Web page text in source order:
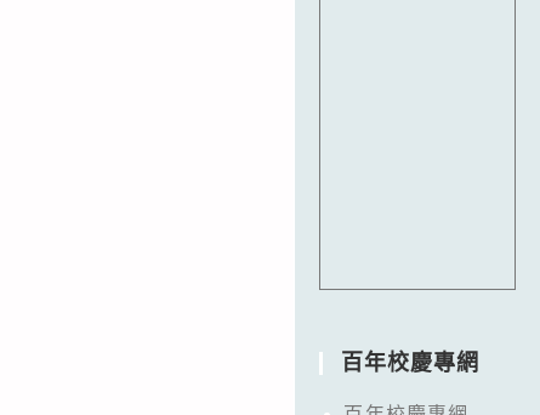
百年校慶專網